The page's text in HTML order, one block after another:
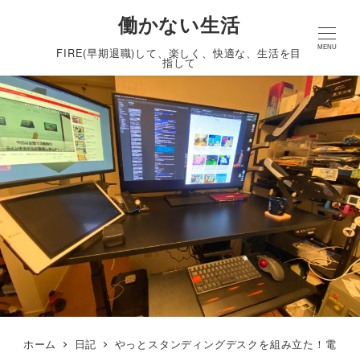
働かない生活
FIRE(早期退職)して、楽しく、快適な、生活を目
指して
MENU
ホーム 日記
やっとスタンディングデスクを組み立た！電